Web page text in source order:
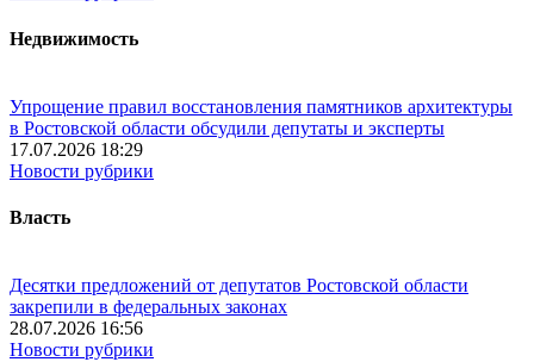
Недвижимость
Упрощение правил восстановления памятников архитектуры
в Ростовской области обсудили депутаты и эксперты
17.07.2026 18:29
Новости рубрики
Власть
Десятки предложений от депутатов Ростовской области
закрепили в федеральных законах
28.07.2026 16:56
Новости рубрики